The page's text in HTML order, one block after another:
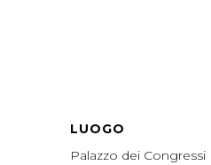
LUOGO
Palazzo dei Congressi